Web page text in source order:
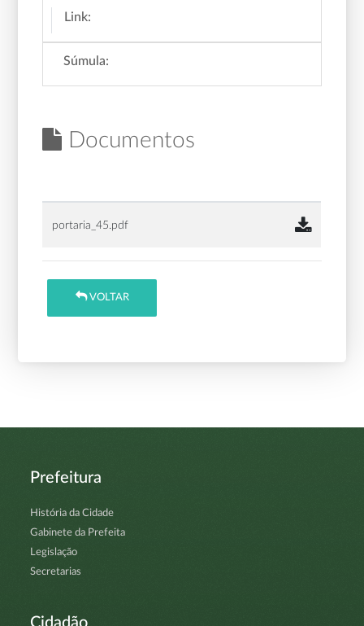
Link:
Súmula:
Documentos
portaria_45.pdf
VOLTAR
Prefeitura
História da Cidade
Gabinete da Prefeita
Legislação
Secretarias
Cidadão